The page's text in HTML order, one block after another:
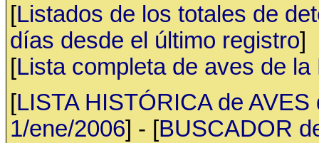
[Listados de los totales de
días desde el último registro]
[Lista completa de aves de
[LISTA HISTÓRICA de
1/ene/2006] - [BUSCADOR